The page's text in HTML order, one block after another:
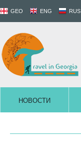
GEO ENG RUS
НОВОСТИ